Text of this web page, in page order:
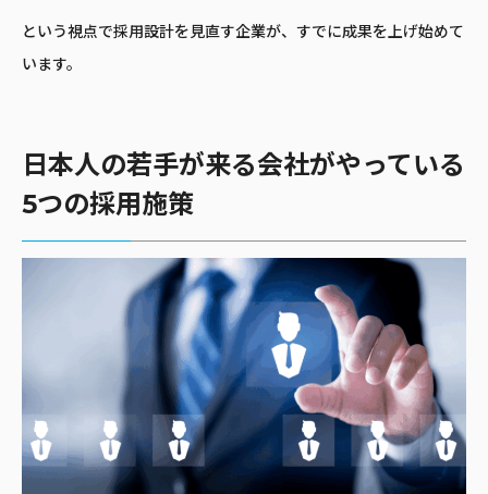
という視点で採用設計を見直す企業が、すでに成果を上げ始めて
います。
日本人の若手が来る会社がやっている
5つの採用施策